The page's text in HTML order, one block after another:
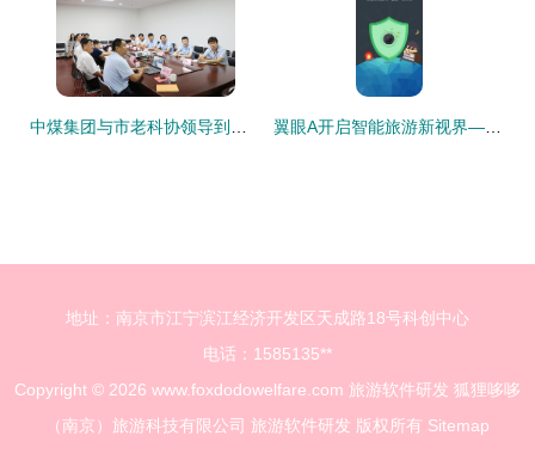
地址：南京市江宁滨江经济开发区天成路18号科创中心
电话：1585135**
Copyright © 2026 www.foxdodowelfare.com 旅游软件研发 狐狸哆哆
（南京）旅游科技有限公司 旅游软件研发 版权所有 Sitemap